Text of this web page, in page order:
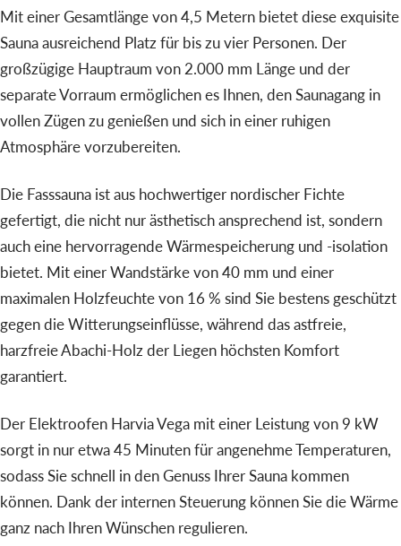
Mit einer Gesamtlänge von 4,5 Metern bietet diese exquisite
Sauna ausreichend Platz für bis zu vier Personen. Der
großzügige Hauptraum von 2.000 mm Länge und der
separate Vorraum ermöglichen es Ihnen, den Saunagang in
vollen Zügen zu genießen und sich in einer ruhigen
Atmosphäre vorzubereiten.
Die Fasssauna ist aus hochwertiger nordischer Fichte
gefertigt, die nicht nur ästhetisch ansprechend ist, sondern
auch eine hervorragende Wärmespeicherung und -isolation
bietet. Mit einer Wandstärke von 40 mm und einer
maximalen Holzfeuchte von 16 % sind Sie bestens geschützt
gegen die Witterungseinflüsse, während das astfreie,
harzfreie Abachi-Holz der Liegen höchsten Komfort
garantiert.
Der Elektroofen Harvia Vega mit einer Leistung von 9 kW
sorgt in nur etwa 45 Minuten für angenehme Temperaturen,
sodass Sie schnell in den Genuss Ihrer Sauna kommen
können. Dank der internen Steuerung können Sie die Wärme
ganz nach Ihren Wünschen regulieren.